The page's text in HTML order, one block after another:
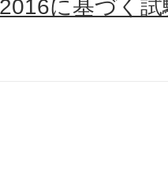
に基づく